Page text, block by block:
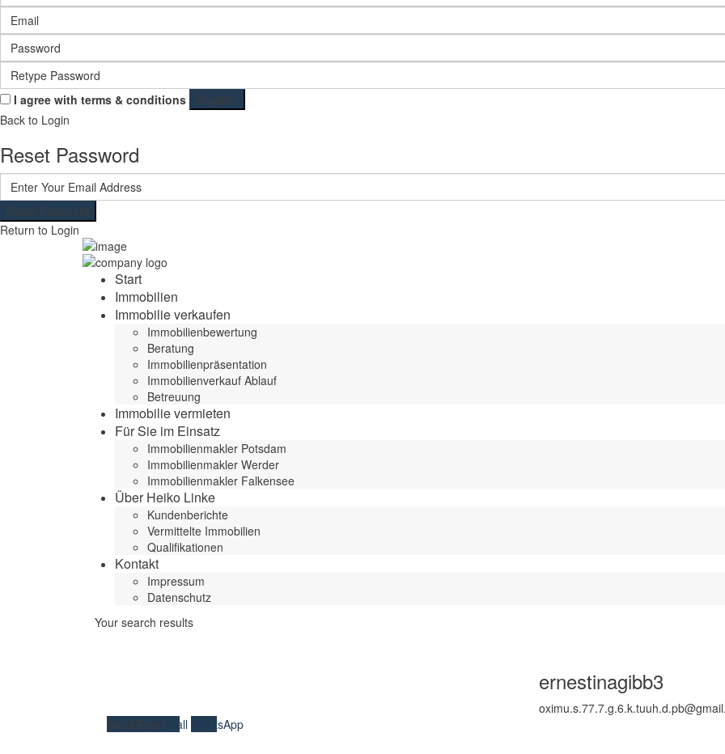
I agree with terms & conditions
Register
Back to Login
Reset Password
Reset Password
Return to Login
Start
Immobilien
Immobilie verkaufen
Immobilienbewertung
Beratung
Immobilienpräsentation
Immobilienverkauf Ablauf
Betreuung
Immobilie vermieten
Für Sie im Einsatz
Immobilienmakler Potsdam
Immobilienmakler Werder
Immobilienmakler Falkensee
Über Heiko Linke
Kundenberichte
Vermittelte Immobilien
Qualifikationen
Kontakt
Impressum
Datenschutz
Your search results
ernestinagibb3
Send Email
Call WhatsApp